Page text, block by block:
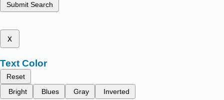
Submit Search
x
Text Color
Reset
Bright
Blues Gray Inverted